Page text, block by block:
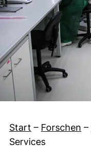
Start – Forschen –
Services